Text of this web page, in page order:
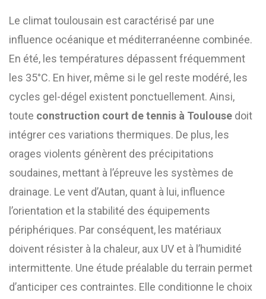
Le climat toulousain est caractérisé par une
influence océanique et méditerranéenne combinée.
En été, les températures dépassent fréquemment
les 35°C. En hiver, même si le gel reste modéré, les
cycles gel-dégel existent ponctuellement. Ainsi,
toute construction court de tennis à Toulouse doit
intégrer ces variations thermiques. De plus, les
orages violents génèrent des précipitations
soudaines, mettant à l’épreuve les systèmes de
drainage. Le vent d’Autan, quant à lui, influence
l’orientation et la stabilité des équipements
périphériques. Par conséquent, les matériaux
doivent résister à la chaleur, aux UV et à l’humidité
intermittente. Une étude préalable du terrain permet
d’anticiper ces contraintes. Elle conditionne le choix